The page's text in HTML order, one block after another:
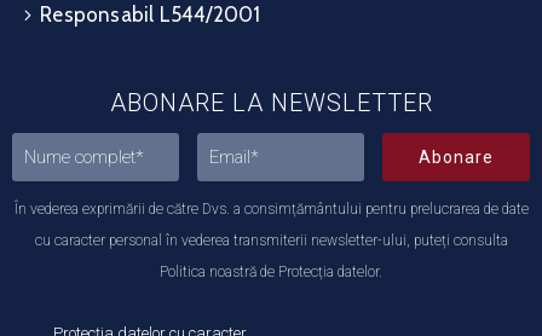
Responsabil L544/2001
ABONARE LA NEWSLETTER
Abonare
În vederea exprimării de către Dvs. a consimțământului pentru prelucrarea de date
cu caracter personal în vederea transmiterii newsletter-ului, puteți consulta
Politica noastră de Protecția datelor.